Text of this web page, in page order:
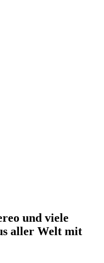
und viele
aller Welt mit